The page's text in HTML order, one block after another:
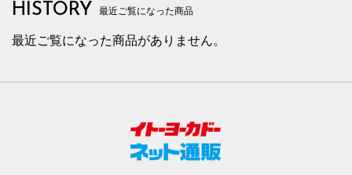
HISTORY 最近ご覧になった商品
最近ご覧になった商品がありません。